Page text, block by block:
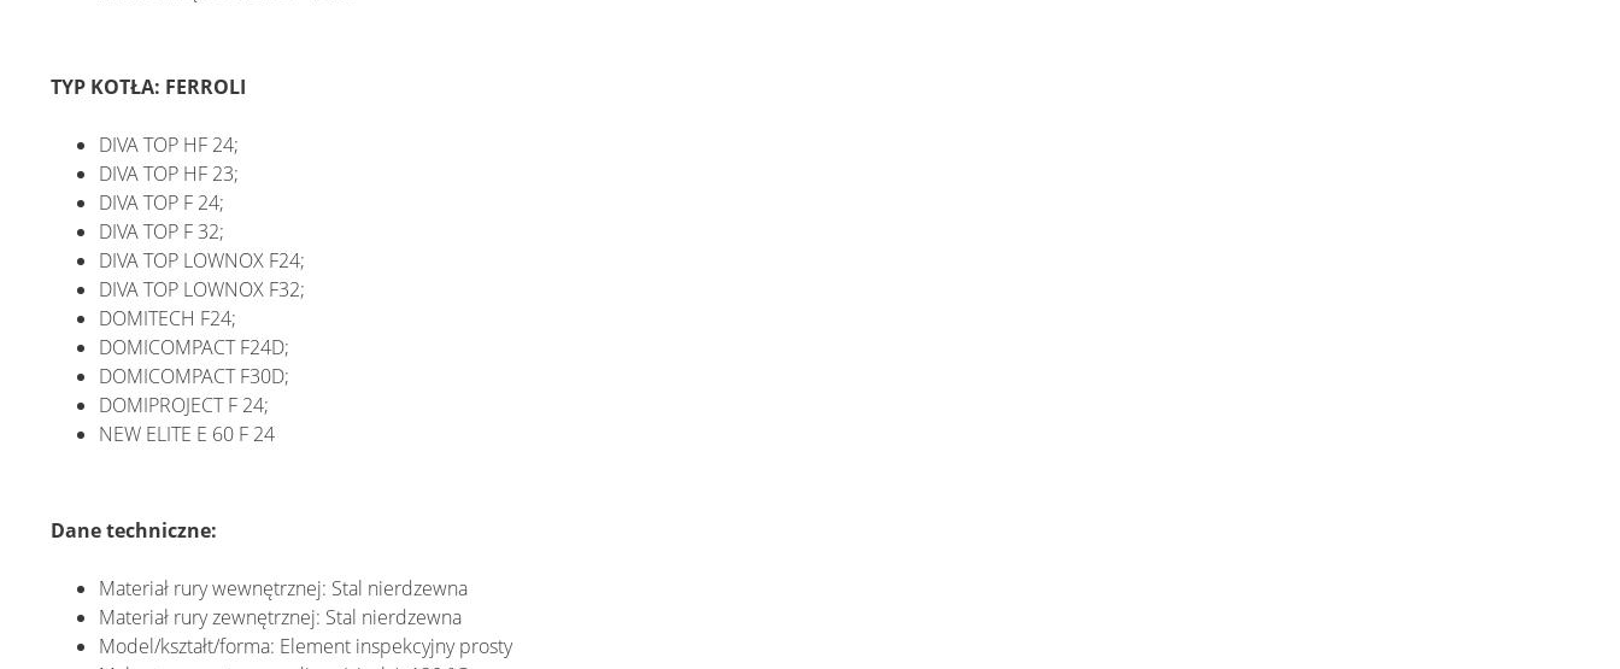
TYP KOTŁA: FERROLI
DIVA TOP HF 24;
DIVA TOP HF 23;
DIVA TOP F 24;
DIVA TOP F 32;
DIVA TOP LOWNOX F24;
DIVA TOP LOWNOX F32;
DOMITECH F24;
DOMICOMPACT F24D;
DOMICOMPACT F30D;
DOMIPROJECT F 24;
NEW ELITE E 60 F 24
Dane techniczne:
Materiał rury wewnętrznej: Stal nierdzewna
Materiał rury zewnętrznej: Stal nierdzewna
Model/kształt/forma: Element inspekcyjny prosty